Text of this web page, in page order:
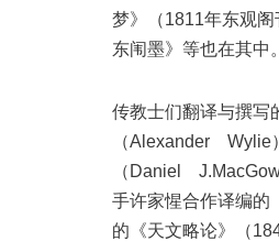
梦》（1811年东观
东闱墨》等也在其中。
传教士们翻译与撰写
（Alexander Wylie
（Daniel
手许家惺合作译编
的《天文略论》（